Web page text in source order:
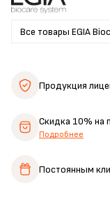
Все товары EGIA
Продукция
Скидка 10% на
Подробнее
Постоянным